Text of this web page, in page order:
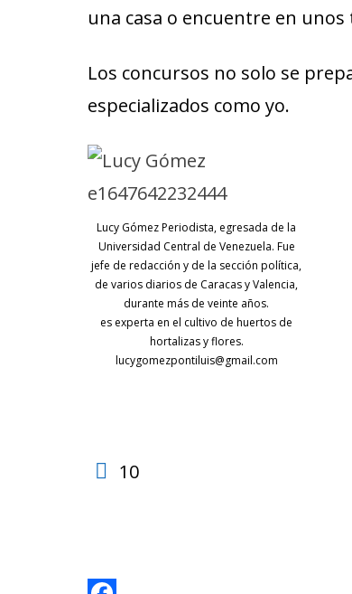
una casa o encuentre en
Los concursos no solo se
especializados como yo.
Lucy Gómez Periodista, egresada de la
Universidad Central de Venezuela. Fue
jefe de redacción y de la sección política,
de varios diarios de Caracas y Valencia,
durante más de veinte años.
es experta en el cultivo de huertos de
hortalizas y flores.
lucygomezpontiluis@gmail.com
10